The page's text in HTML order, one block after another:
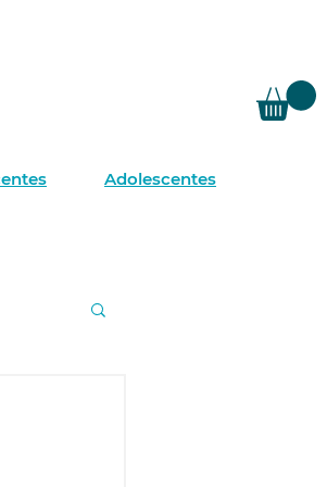
Adolescentes